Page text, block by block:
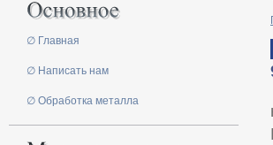
∅ Главная
∅ Написать нам
∅ Обработка металла